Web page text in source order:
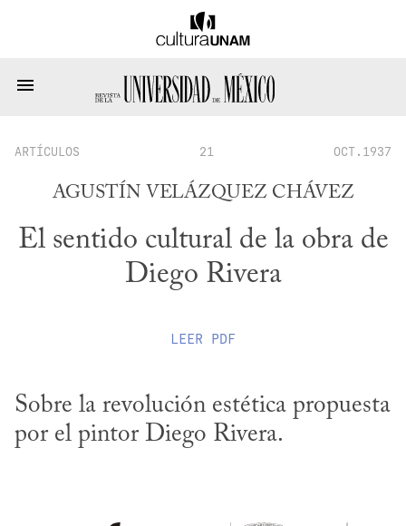
ARTÍCULOS 21 OCT.1937
AGUSTÍN VELÁZQUEZ CHÁVEZ
El sentido cultural de la obra de
Diego Rivera
LEER PDF
Sobre la revolución estética propuesta
por el pintor Diego Rivera.